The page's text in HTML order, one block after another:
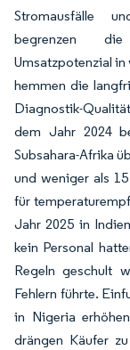
Stromausfälle
begrenzen
Umsatzpotenzial
hemmen die
Diagnostik-
dem Jahr 2024
Subsahara-Afrika
und weniger als
für
Jahr 2025 in
kein Personal
Regeln geschult
Fehlern führte.
in Nigeria
drängen Käufer